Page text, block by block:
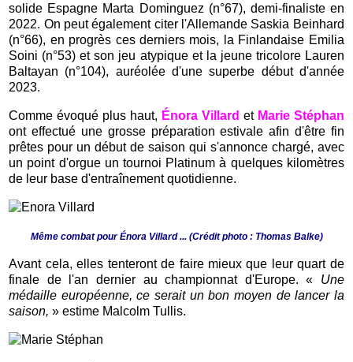
solide Espagne Marta Dominguez (n°67), demi-finaliste en
2022. On peut également citer l'Allemande Saskia Beinhard
(n°66), en progrès ces derniers mois, la Finlandaise Emilia
Soini (n°53) et son jeu atypique et la jeune tricolore Lauren
Baltayan (n°104), auréolée d'une superbe début d'année
2023.
Comme évoqué plus haut, Énora Villard et Marie Stéphan
ont effectué une grosse préparation estivale afin d'être fin
prêtes pour un début de saison qui s'annonce chargé, avec
un point d'orgue un tournoi Platinum à quelques kilomètres
de leur base d'entraînement quotidienne.
Même combat pour Énora Villard ... (Crédit photo : Thomas Balke)
Avant cela, elles tenteront de faire mieux que leur quart de
finale de l'an dernier au championnat d'Europe. « Une
médaille européenne, ce serait un bon moyen de lancer la
saison, » estime Malcolm Tullis.